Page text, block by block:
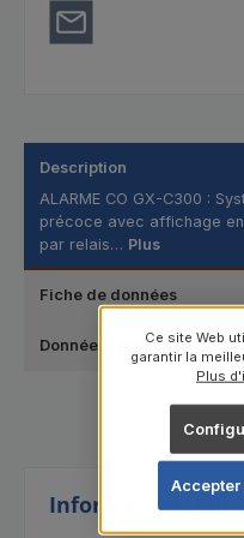
Description
ALARME CO GX-C300 :
précoce avec affichage
par relais… Plus
Fiche de données
Données techniques
Informations sur
Ce site Web
garantir la
Plus
Accepter